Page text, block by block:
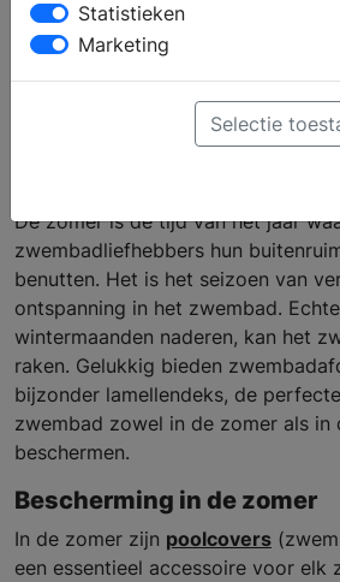
Hoe een
zwembad kan
beschermen
De zomer is de tijd van het jaar
zwembadliefhebbers hun
benutten. Het is het seizoen van
ontspanning in het zwembad.
wintermaanden naderen, kan het
raken. Gelukkig bieden
bijzonder lamellendeks, de
zwembad zowel in de zomer als in
beschermen.
Bescherming in de zomer
In de zomer zijn poolcovers
een essentieel accessoire voor elk
Statistieken
Marketing
Selectie